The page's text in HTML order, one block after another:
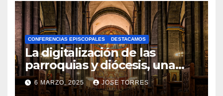
H
A
Y
C
O
M
CONFERENCIAS EPISCOPALES DESTACAMOS
La digitalización de las
parroquias y diócesis, una
realidad ya para el futuro de
la Iglesia
6 MARZO, 2025 JOSE TORRES